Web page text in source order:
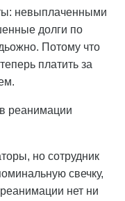
невыплаченными
долги по
Потому что
платить за
реанимации
но сотрудник
свечку,
нет ни